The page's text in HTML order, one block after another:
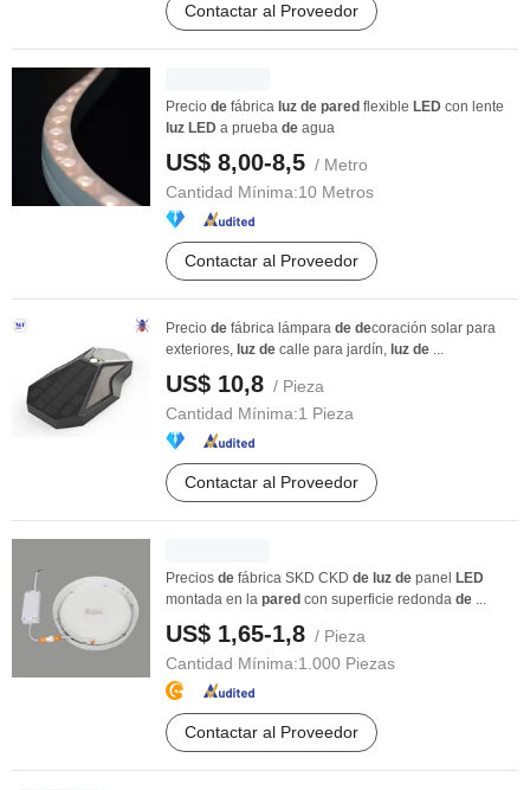
Contactar al Proveedor
Precio de fábrica luz de pared flexible LED con lente
luz LED a prueba de agua
US$ 8,00-8,5 / Metro
Cantidad Mínima:10 Metros
Contactar al Proveedor
Precio de fábrica lámpara de decoración solar para
exteriores, luz de calle para jardín, luz de ...
US$ 10,8 / Pieza
Cantidad Mínima:1 Pieza
Contactar al Proveedor
Precios de fábrica SKD CKD de luz de panel
LED
montada en la pared con superficie redonda de ...
US$ 1,65-1,8 / Pieza
Cantidad Mínima:1.000 Piezas
Contactar al Proveedor